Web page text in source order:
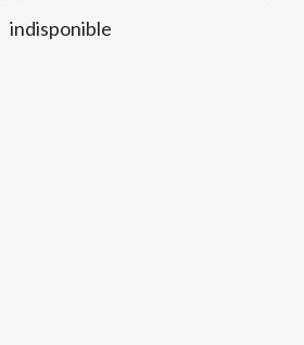
indisponible